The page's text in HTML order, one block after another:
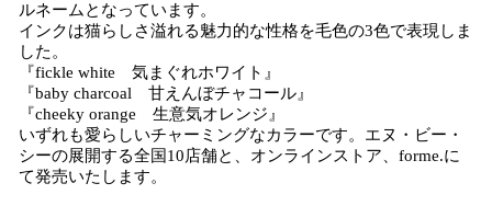
ルネームとなっています。
インクは猫らしさ溢れる魅力的な性格を毛色の3色で表現しま
した。
『fickle white 気まぐれホワイト』
『baby charcoal 甘えんぼチャコール』
『cheeky orange 生意気オレンジ』
いずれも愛らしいチャーミングなカラーです。エヌ・ビー・
シーの展開する全国10店舗と、オンラインストア、forme.に
て発売いたします。